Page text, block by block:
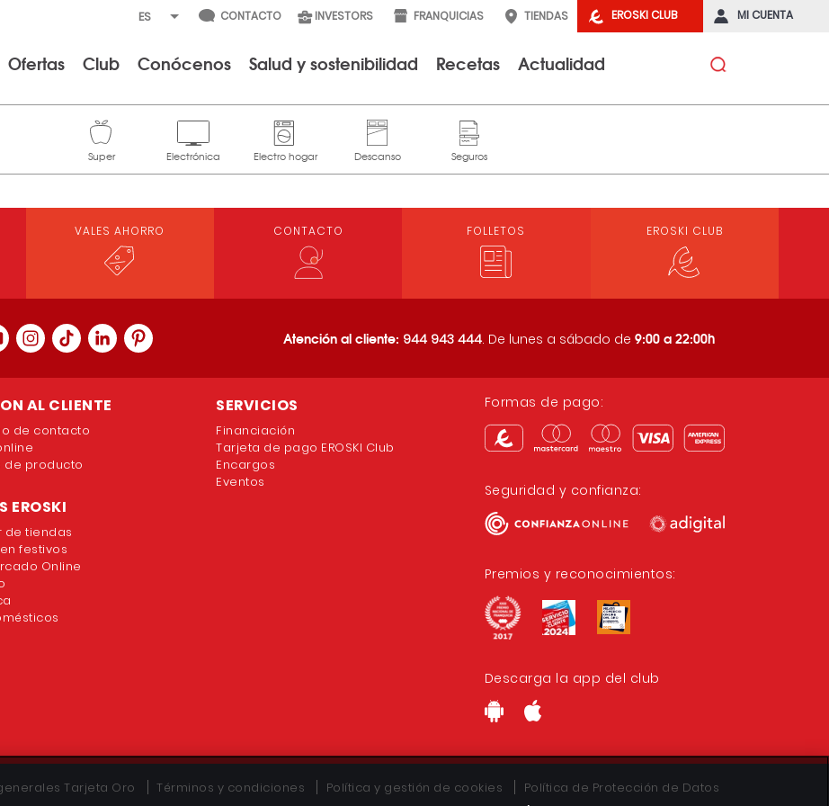
EROSKI CLUB MI CUENTA
CONTACTO INVESTORS FRANQUICIAS TIENDAS
Ofertas Club Conócenos Salud y sostenibilidad Recetas Actualidad
VALES AHORRO CONTACTO FOLLETOS EROSKI CLUB
Atención al cliente: 944 943 444. De lunes a sábado de 9:00 a 22:00h
AL CLIENTE
de contacto
de producto
EROSKI
de tiendas
festivos
Online
SERVICIOS
Financiación
Tarjeta de pago EROSKI Club
Encargos
Eventos
Formas de pago:
Seguridad y confianza:
Premios y reconocimientos:
Descarga la app del club
Tarjeta Oro Términos y condiciones Política y gestión de cookies Política de Protección de Datos